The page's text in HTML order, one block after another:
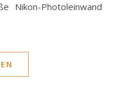
Nikon-Photoleinwand